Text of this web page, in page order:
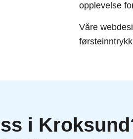
opplevelse
Våre
i